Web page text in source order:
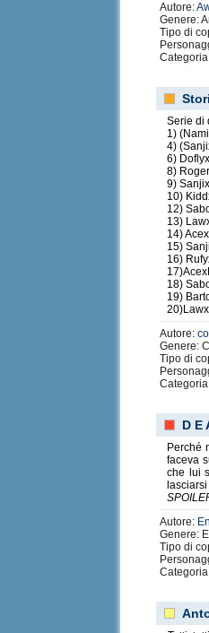
Autore:
Genere:
Tipo di
Serie di
1)
4)
6)
8)
9)
10)
12)
13)
14)
15)
16)
18)
19)
Autore:
Genere:
Tipo di
D E
Perché
faceva
che lui
Autore:
Genere:
Tipo di